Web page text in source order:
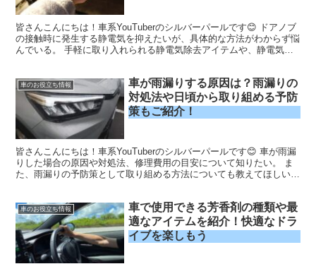
皆さんこんにちは！車系YouTuberのシルバーパールです😊 ドアノブ
の接触時に発生する静電気を抑えたいが、具体的な方法がわからず悩
んでいる。 手軽に取り入れられる静電気除去アイテムや、静電気を
車のお役立ち情報
車が雨漏りする原因は？雨漏りの
対処法や日頃から取り組める予防
策もご紹介！
皆さんこんにちは！車系YouTuberのシルバーパールです😊 車が雨漏
りした場合の原因や対処法、修理費用の目安について知りたい。 ま
た、雨漏りの予防策として取り組める方法についても教えてほしいな
車のお役立ち情報
車で使用できる芳香剤の種類や最
適なアイテムを紹介！快適なドラ
イブを楽しもう